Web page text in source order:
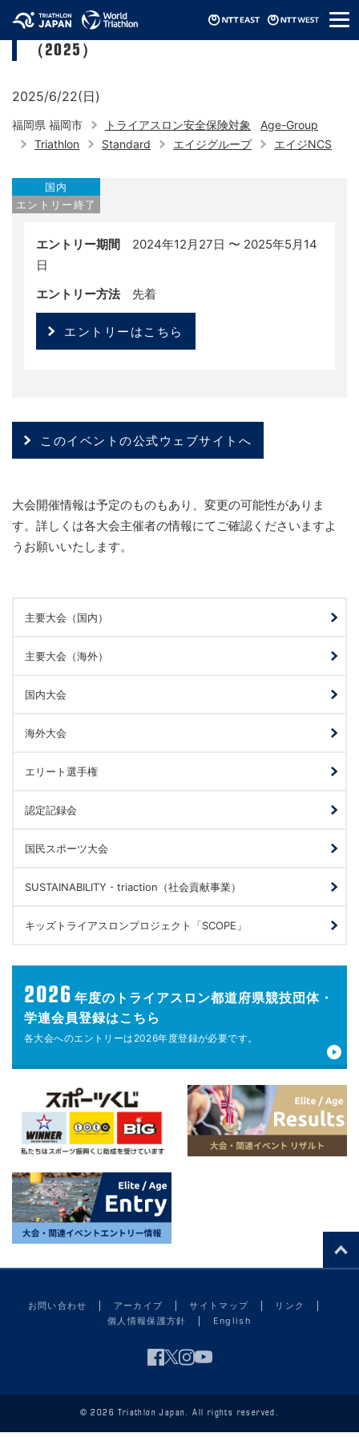
メ
ニ
福岡トライアスロン2025 in志賀島
（2025）
2025/6/22(日)
福岡県 福岡市 トライアスロン安全保険対象
Age-Group
Triathlon
Standard エイジグループ エイジNCS
国内
エントリー終了
エントリー期間 2024年12月27日 〜 2025年5月14
日
エントリー方法先着
エントリーはこちら
このイベントの公式ウェブサイトへ
大会開催情報は予定のものもあり、変更の可能性がありま
す。詳しくは各大会主催者の情報にてご確認くださいますよ
うお願いいたします。
主要大会（国内）
主要大会（海外）
国内大会
海外大会
エリート選手権
認定記録会
国民スポーツ大会
SUSTAINABILITY・triaction（社会貢献事業）
キッズトライアスロンプロジェクト「SCOPE」
2026 年度の トライアスロン都道府県競技団体・
学連会員登録はこちら
各大会へのエントリーは 2026年度登録が必要です。
お問い合わせ アーカイブ サイトマップ
リンク
個人情報保護方針
English
© 2026 Triathlon Japan. All rights reserved.